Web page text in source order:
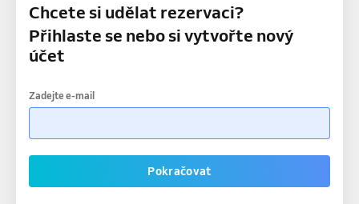
Chcete si udělat rezervaci?
Přihlaste se nebo si vytvořte nový
účet
Zadejte e-mail
Pokračovat